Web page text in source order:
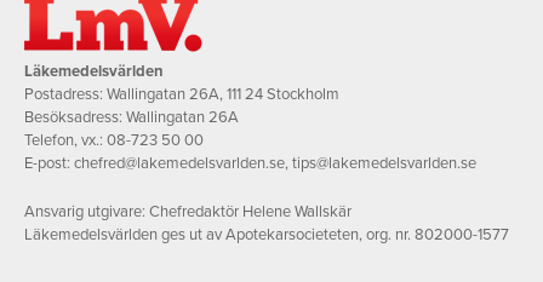
Läkemedelsvärlden
Postadress: Wallingatan 26A, 111 24 Stockholm
Besöksadress: Wallingatan 26A
Telefon, vx.: 08-723 50 00
E-post: chefred@lakemedelsvarlden.se,tips@lakemedelsvarlden.se
Ansvarig utgivare: Chefredaktör Helene Wallskär
Läkemedelsvärlden ges ut av Apotekarsocieteten, org. nr. 802000-1577